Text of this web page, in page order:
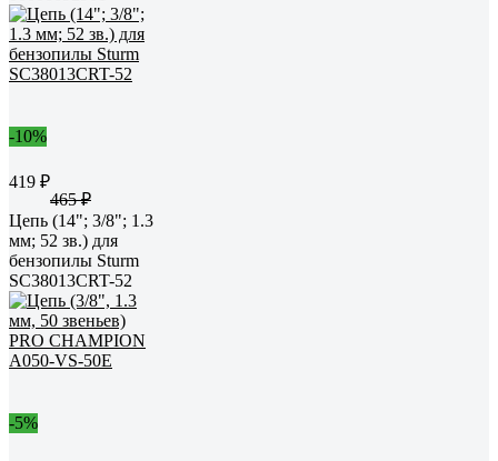
-10%
419 ₽
465 ₽
Цепь (14"; 3/8"; 1.3
мм; 52 зв.) для
бензопилы Sturm
SC38013CRT-52
-5%